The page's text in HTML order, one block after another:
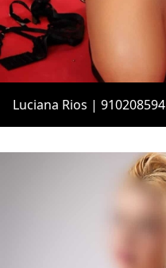
Luciana Rios | 910208594